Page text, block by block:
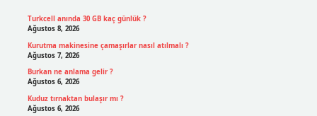
Turkcell anında 30 GB kaç günlük ?
Ağustos 8, 2026
Kurutma makinesine çamaşırlar nasıl atılmalı ?
Ağustos 7, 2026
Burkan ne anlama gelir ?
Ağustos 6, 2026
Kuduz tırnaktan bulaşır mı ?
Ağustos 6, 2026